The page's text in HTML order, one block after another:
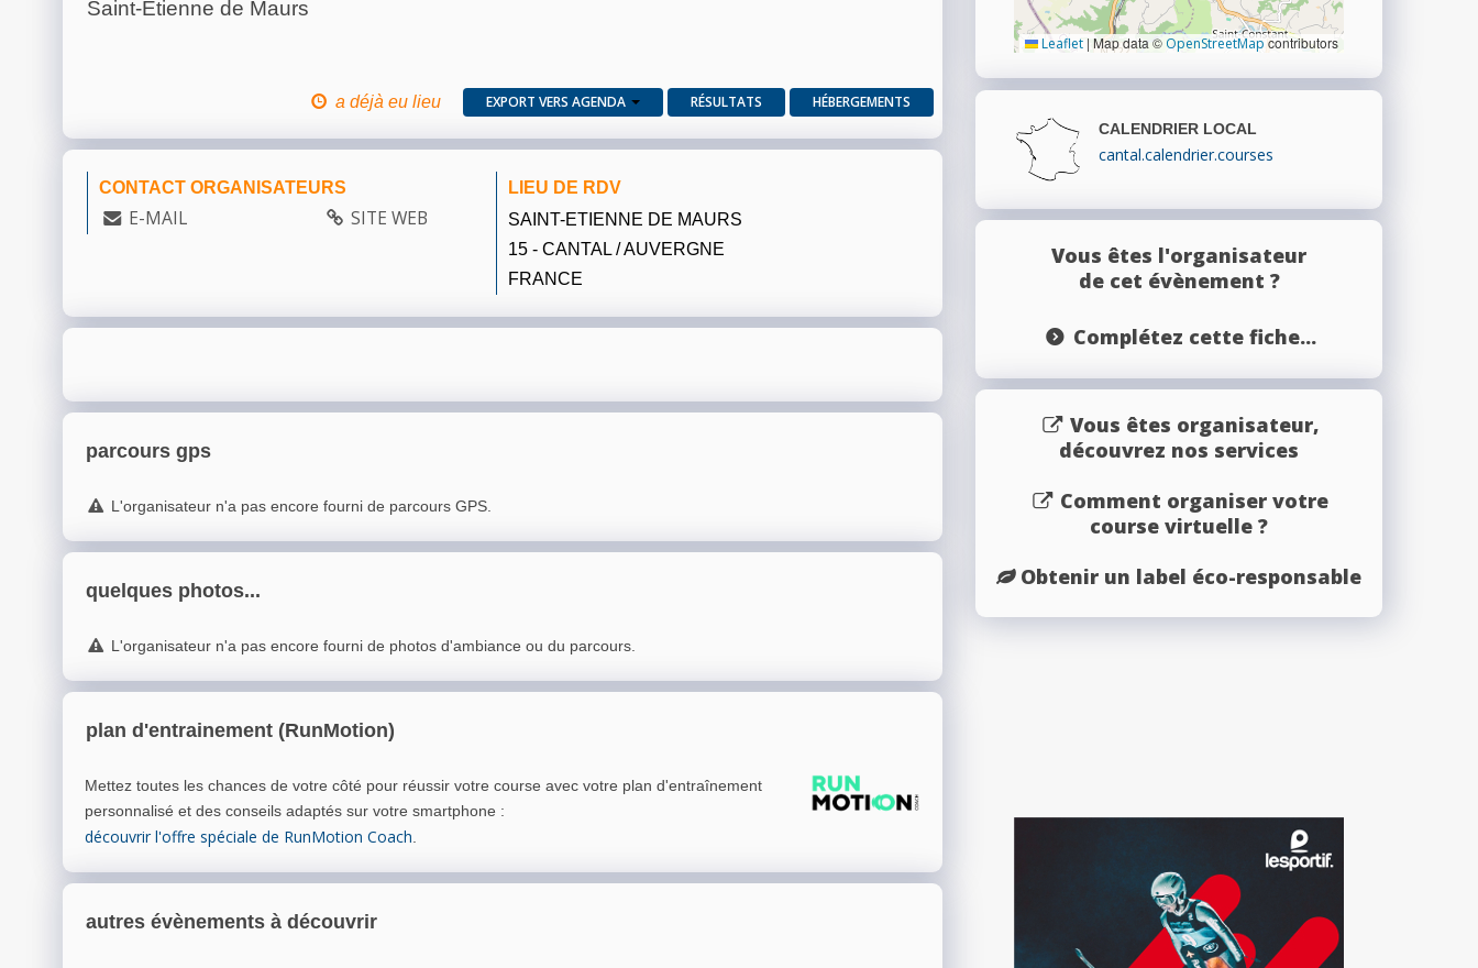
Saint-Etienne de Maurs
a déjà eu lieu EXPORT VERS AGENDA RÉSULTATS HÉBERGEMENTS
CONTACT ORGANISATEURS
E-MAIL SITE WEB
LIEU DE RDV
SAINT-ETIENNE DE MAURS
15 - CANTAL / AUVERGNE
FRANCE
parcours gps
L'organisateur n'a pas encore fourni de parcours GPS.
quelques photos...
L'organisateur n'a pas encore fourni de photos d'ambiance ou du parcours.
plan d'entrainement (RunMotion)
Mettez toutes les chances de votre côté pour réussir votre course avec votre plan d'entraînement
personnalisé et des conseils adaptés sur votre smartphone :
découvrir l'offre spéciale de RunMotion Coach.
autres évènements à découvrir
Leaflet | Map data © OpenStreetMapcontributors
CALENDRIER LOCAL
cantal.calendrier.courses
Vous êtes l'organisateur
de cet évènement ?
Complétez cette fiche...
Vous êtes organisateur,
découvrez nos services
Comment organiser votre
course virtuelle ?
Obtenir un label éco-responsable